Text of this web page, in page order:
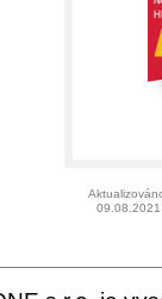
09.08.2021